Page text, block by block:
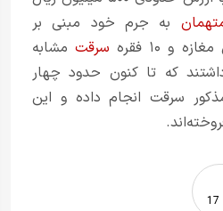
به جرم خود مبنی بر
و ۱۰ فقره
سرقتمشابه
که تا کنون حدود چهار
سرقت انجام داده و این
17